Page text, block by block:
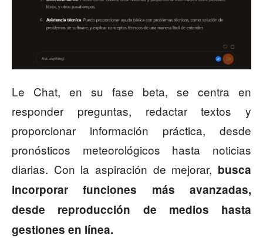
Le Chat, en su fase beta, se centra en
responder preguntas, redactar textos y
proporcionar información práctica, desde
pronósticos meteorológicos hasta noticias
diarias. Con la aspiración de mejorar, busca
incorporar funciones más avanzadas,
desde reproducción de medios hasta
gestiones en línea.